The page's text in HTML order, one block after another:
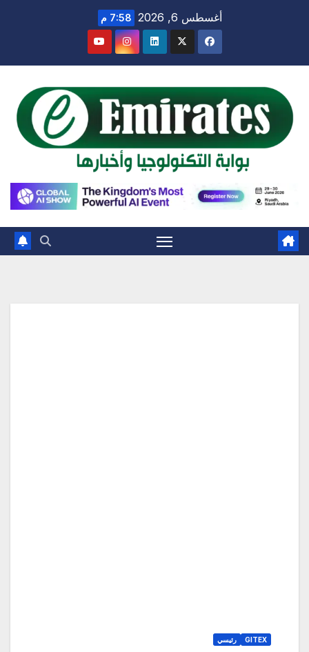
أغسطس 6, 2026 7:58 م
GITEX رئيسي